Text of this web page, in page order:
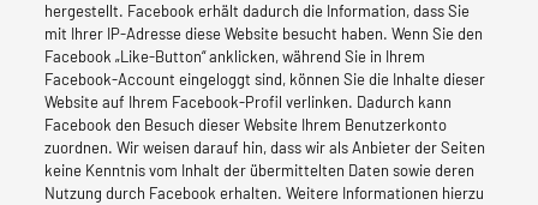
hergestellt. Facebook erhält dadurch die Information, dass Sie
mit Ihrer IP-Adresse diese Website besucht haben. Wenn Sie den
Facebook „Like-Button“ anklicken, während Sie in Ihrem
Facebook-Account eingeloggt sind, können Sie die Inhalte dieser
Website auf Ihrem Facebook-Profil verlinken. Dadurch kann
Facebook den Besuch dieser Website Ihrem Benutzerkonto
zuordnen. Wir weisen darauf hin, dass wir als Anbieter der Seiten
keine Kenntnis vom Inhalt der übermittelten Daten sowie deren
Nutzung durch Facebook erhalten. Weitere Informationen hierzu